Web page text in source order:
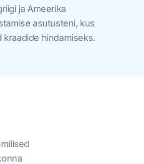
ja Ameerika
asutusteni, kus
kraadide hindamiseks.